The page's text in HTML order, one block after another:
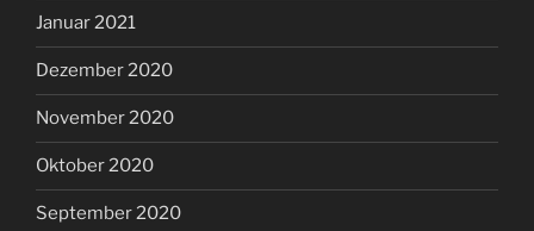
Januar 2021
Dezember 2020
November 2020
Oktober 2020
September 2020